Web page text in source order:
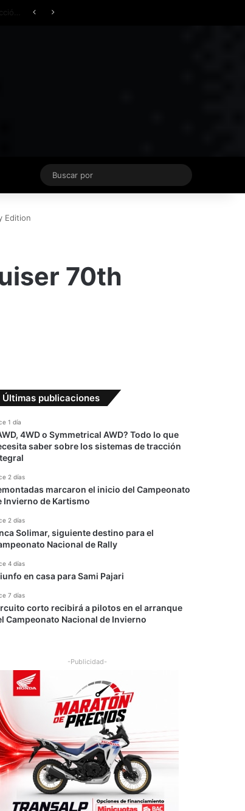
Buscar
por
Edition
70th
Últimas publicaciones
1 día
4WD o Symmetrical AWD? Todo lo que
saber sobre los sistemas de tracción
2 días
marcaron el inicio del Campeonato
Invierno de Kartismo
2 días
Solimar, siguiente destino para el
Nacional de Rally
4 días
en casa para Sami Pajari
7 días
corto recibirá a pilotos en el arranque
Campeonato Nacional de Invierno
-Publicidad-